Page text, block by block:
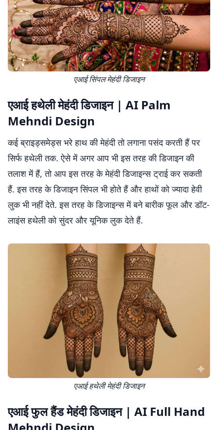
एआई सिंपल मेहंदी डिजाइन
एआई हथेली मेहंदी डिजाइन | AI Palm
Mehndi Design
कई ब्राइड्समेड्स भरे हाथ की मेहंदी तो लगाना पसंद करती हैं पर
सिर्फ हथेली तक. ऐसे में अगर आप भी इस तरह की डिजाइन की
तलाश में हैं, तो आप इस तरह के मेहंदी डिजाइन्स ट्राई कर सकती
हैं. इस तरह के डिजाइन सिंपल भी होते हैं और हाथों को ज्यादा हेवी
लुक भी नहीं देते. इस तरह के डिजाइन्स में बने बारीक फूल और डॉट-
लाइंस हथेली को सुंदर और यूनिक लुक देते हैं.
एआई हथेली मेहंदी डिजाइन
एआई फुल हैंड मेहंदी डिजाइन | AI Full Hand